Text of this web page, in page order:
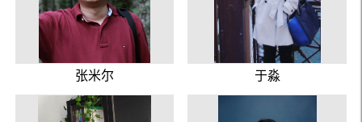
张米尔 于淼